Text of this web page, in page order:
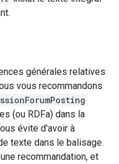
générales relatives
vous recommandons
(ou RDFa) dans la
évite d'avoir à
texte dans le balisage.
recommandation, et